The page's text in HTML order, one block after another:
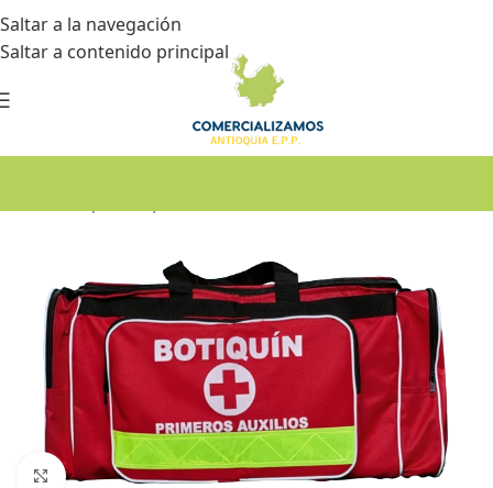
Saltar a la navegación
Saltar a contenido principal
Haga Click para agrandar